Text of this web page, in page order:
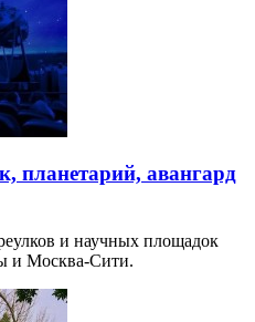
планетарий, авангард
и научных площадок
и Москва-Сити.